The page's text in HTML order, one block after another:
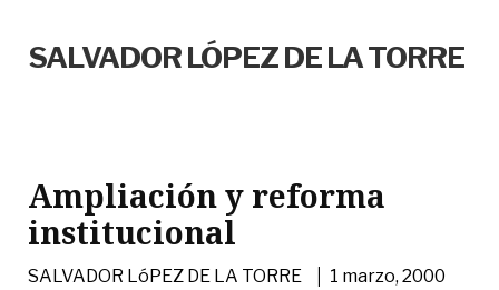
SALVADOR LÓPEZ DE LA TORRE
Ampliación y reforma
institucional
SALVADOR LóPEZ DE LA TORRE | 1 marzo, 2000